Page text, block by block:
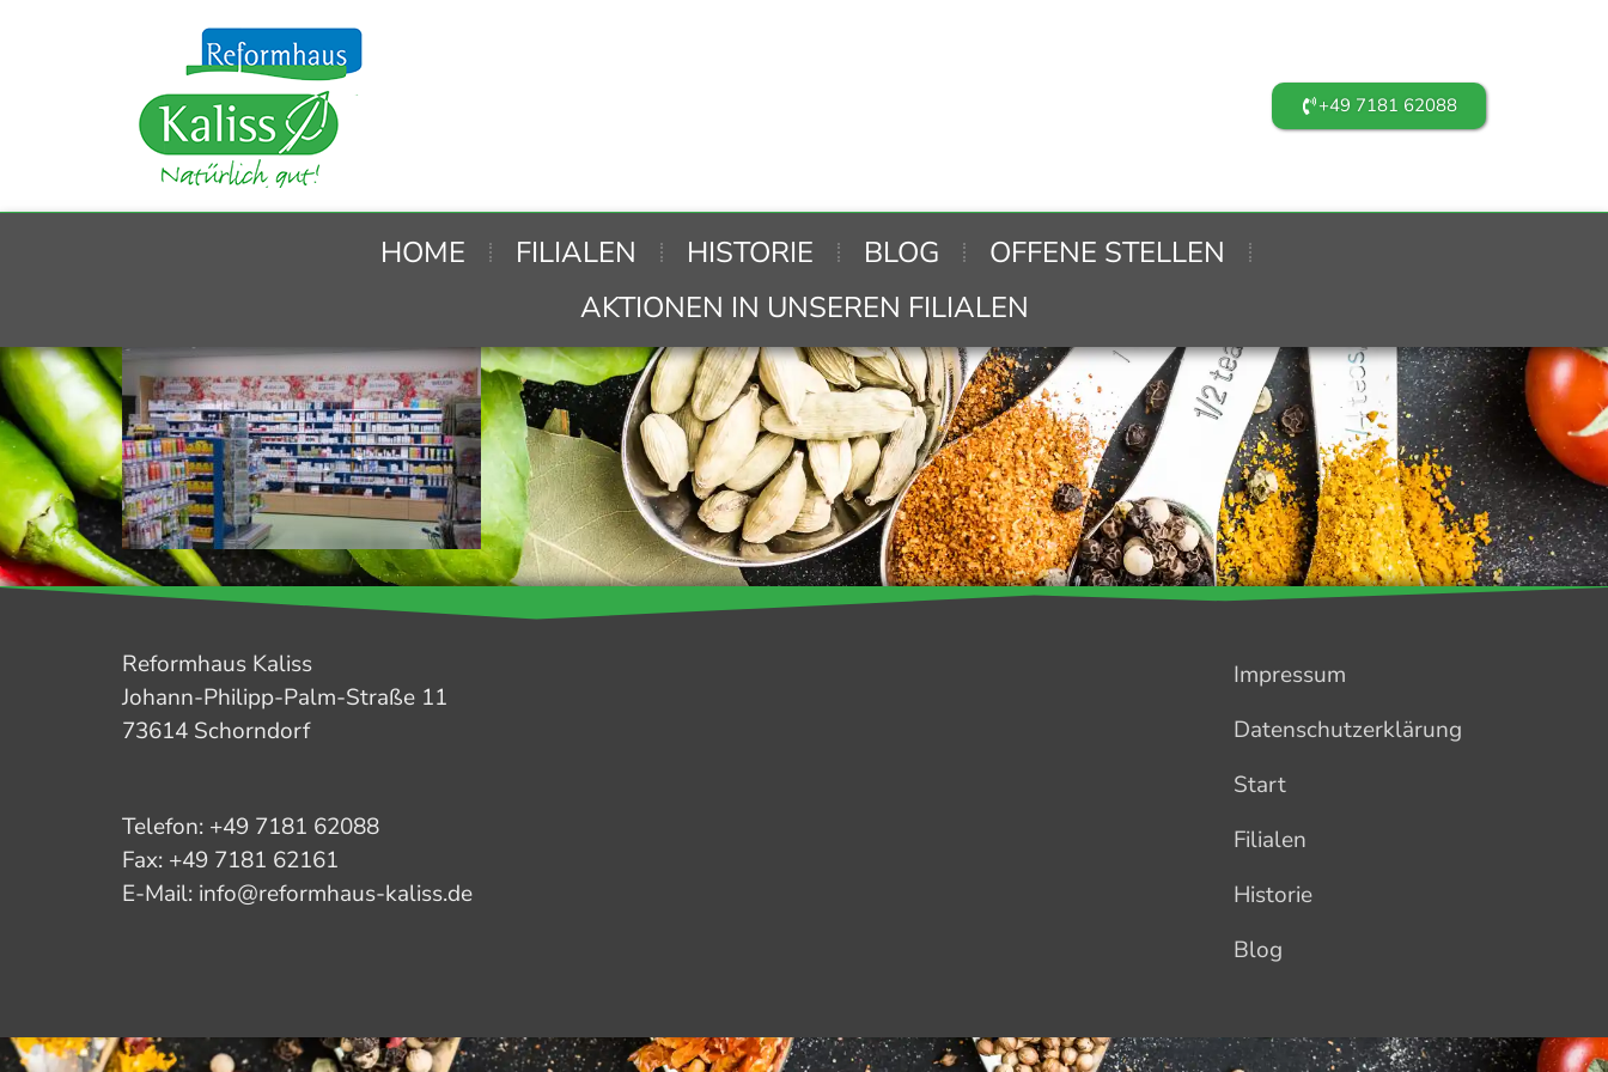
+49 7181 62088
HOME FILIALEN HISTORIE BLOG
OFFENE STELLEN
AKTIONEN IN UNSEREN FILIALEN
Reformhaus Kaliss
Johann-Philipp-Palm-Straße 11
73614 Schorndorf
Telefon: +49 7181 62088
Fax: +49 7181 62161
E-Mail: info@reformhaus-kaliss.de
Impressum
Datenschutzerklärung
Start
Filialen
Historie
Blog